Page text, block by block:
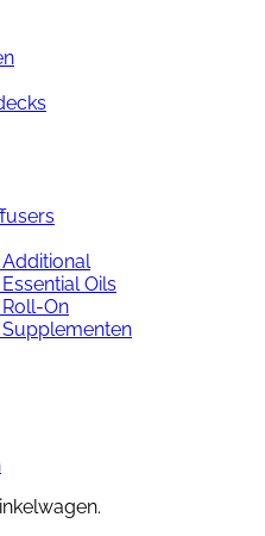
Oils
On